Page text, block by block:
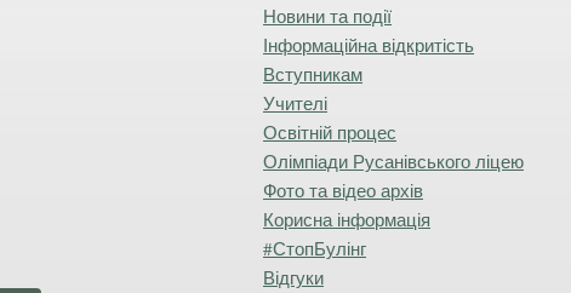
Новини та події
Інформаційна відкритість
Вступникам
Учителі
Освітній процес
Олімпіади Русанівського ліцею
Фото та відео архів
Корисна інформація
#СтопБулінг
Відгуки